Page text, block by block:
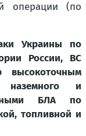
операции (по
Украины по
России, ВС
высокоточным
наземного и
БЛА по
топливной и